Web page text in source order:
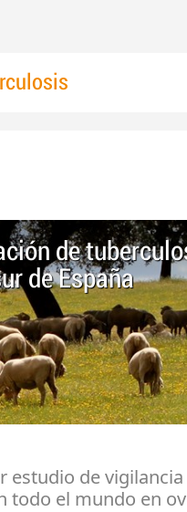
de
de España
estudio de
todo el mundo en